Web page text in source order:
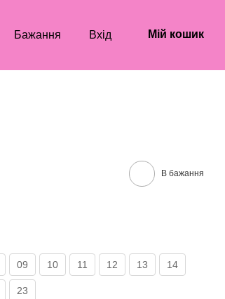
Бажання Вхід Мій кошик
В бажання
09 10 11 12 13 14
23